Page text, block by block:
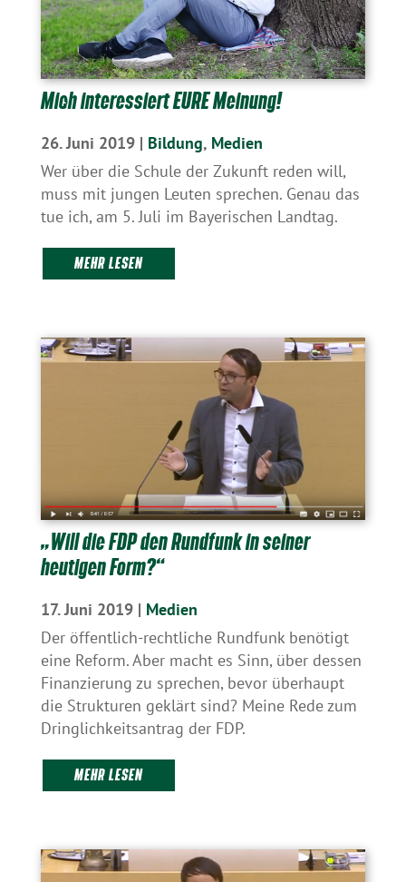
Mich interessiert EURE Meinung!
26. Juni 2019| Bildung, Medien
Wer über die Schule der Zukunft reden will,
muss mit jungen Leuten sprechen. Genau das
tue ich, am 5. Juli im Bayerischen Landtag.
MEHR LESEN
„Will die FDP den Rundfunk in seiner
heutigen Form?“
17. Juni 2019| Medien
Der öffentlich-rechtliche Rundfunk benötigt
eine Reform. Aber macht es Sinn, über dessen
Finanzierung zu sprechen, bevor überhaupt
die Strukturen geklärt sind? Meine Rede zum
Dringlichkeitsantrag der FDP.
MEHR LESEN